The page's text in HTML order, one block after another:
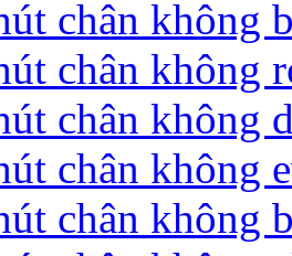
chân không
chân không
chân không
chân không
chân không